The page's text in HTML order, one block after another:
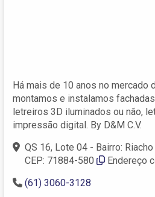
Há mais de 10 anos no mercado
montamos e instalamos
letreiros 3D iluminados ou não,
impressão digital. By D&M C.V.
QS 16, Lote 04 - Bairro:
CEP: 71884-580
Endereço
(61) 3060-3128